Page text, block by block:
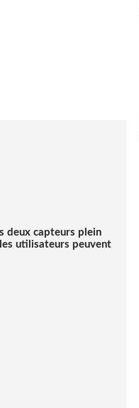
deux capteurs plein
utilisateurs peuvent